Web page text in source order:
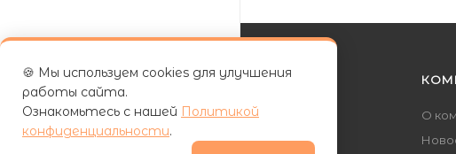
КАТАЛОГ
УСЛУГИ
О
🍪 Мы используем cookies для улучшения
работы сайта.
Ознакомьтесь с нашей Политикой
конфиденциальности.